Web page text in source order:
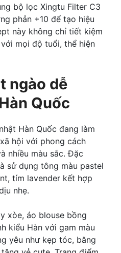
bộ lọc Xingtu Filter C3
phản +10 để tạo hiệu
này không chỉ tiết kiệm
mọi độ tuổi, thể hiện
ngào dễ
Quốc
Hàn Quốc đang làm
hội với phong cách
nhiều màu sắc. Đặc
sử dụng tông màu pastel
tím lavender kết hợp
nhẹ.
xòe, áo blouse bồng
kiểu Hàn với gam màu
yêu như kẹp tóc, băng